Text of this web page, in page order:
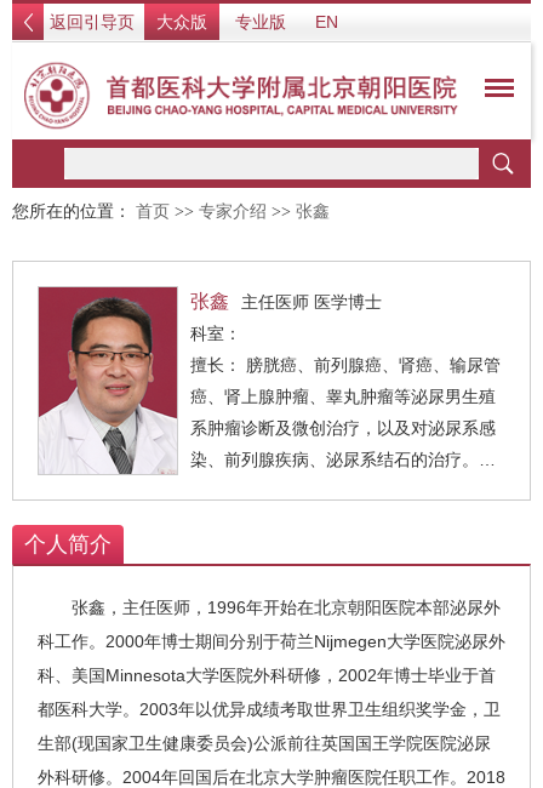
返回引导页 大众版 专业版 EN
您所在的位置： 首页 >> 专家介绍 >> 张鑫
张鑫
主任医师 医学博士
科室：
擅长： 膀胱癌、前列腺癌、肾癌、输尿管
癌、肾上腺肿瘤、睾丸肿瘤等泌尿男生殖
系肿瘤诊断及微创治疗，以及对泌尿系感
染、前列腺疾病、泌尿系结石的治疗。熟
个人简介
张鑫，主任医师，1996年开始在北京朝阳医院本部泌尿外
科工作。2000年博士期间分别于荷兰Nijmegen大学医院泌尿外
科、美国Minnesota大学医院外科研修，2002年博士毕业于首
都医科大学。2003年以优异成绩考取世界卫生组织奖学金，卫
生部(现国家卫生健康委员会)公派前往英国国王学院医院泌尿
外科研修。2004年回国后在北京大学肿瘤医院任职工作。2018